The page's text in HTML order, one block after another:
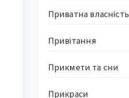
Приватна власність
Привітання
Прикмети та сни
Прикраси